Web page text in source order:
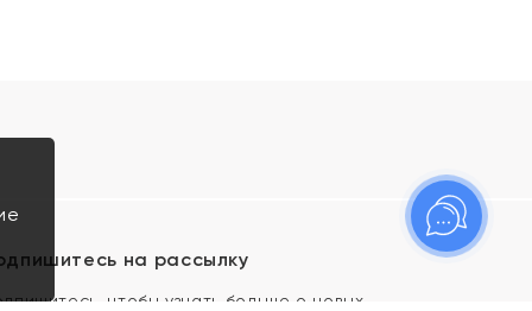
на рассылку
чтобы узнать больше о новых